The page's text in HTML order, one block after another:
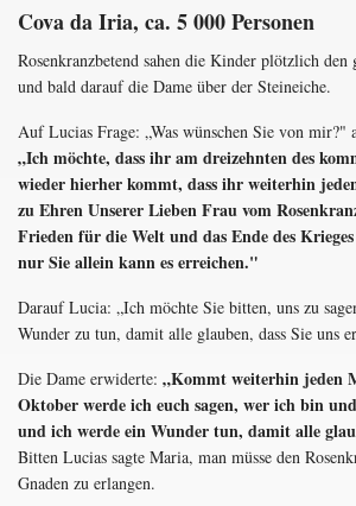
Cova da Iria, ca. 5 000 Personen
Rosenkranzbetend sahen die Kinder plötzlich den
und bald darauf die Dame über der Steineiche.
Auf Lucias Frage: „Was wünschen Sie von mir?"
„Ich möchte, dass ihr am dreizehnten des
wieder hierher kommt, dass ihr weiterhin
zu Ehren Unserer Lieben Frau vom
Frieden für die Welt und das Ende des
nur Sie allein kann es erreichen."
Darauf Lucia: „Ich möchte Sie bitten, uns zu
Wunder zu tun, damit alle glauben, dass Sie uns
Die Dame erwiderte: „Kommt weiterhin jeden
Oktober werde ich euch sagen, wer ich bin
und ich werde ein Wunder tun, damit alle
Bitten Lucias sagte Maria, man müsse den
Gnaden zu erlangen.